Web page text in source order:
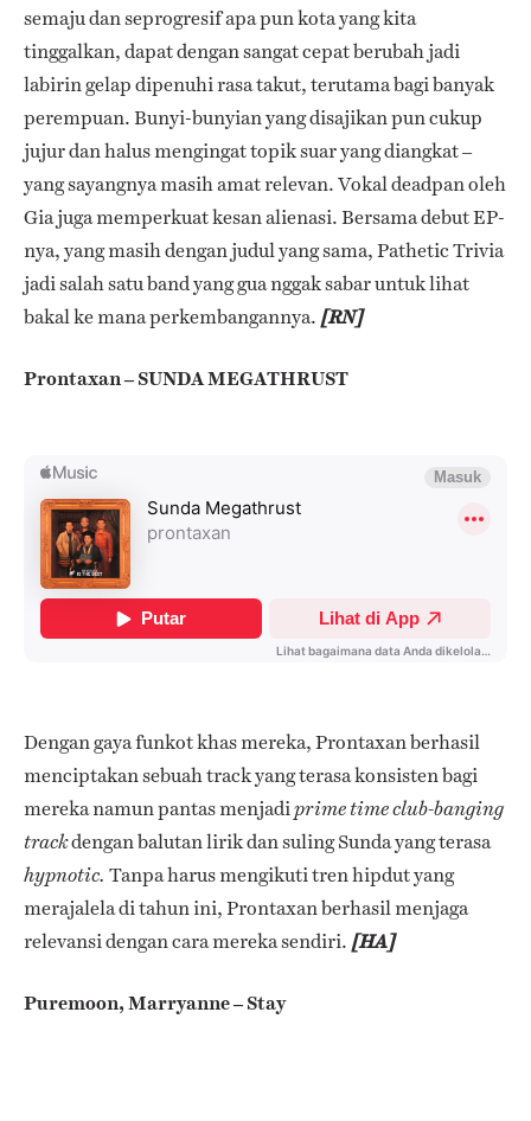
semaju dan seprogresif apa pun kota yang kita
tinggalkan, dapat dengan sangat cepat berubah jadi
labirin gelap dipenuhi rasa takut, terutama bagi banyak
perempuan.Bunyi-bunyian yang disajikan pun cukup
jujur dan halus mengingat topik suar yang diangkat –
yang sayangnya masih amat relevan. Vokal deadpan oleh
Gia juga memperkuat kesan alienasi.Bersama debut EP-
nya, yang masih dengan judul yang sama, Pathetic Trivia
jadi salah satu band yang gua nggak sabar untuk lihat
bakal ke mana perkembangannya. [RN]
Prontaxan – SUNDA MEGATHRUST
Dengan gaya funkot khas mereka, Prontaxan berhasil
menciptakan sebuah track yang terasa konsisten bagi
mereka namun pantas menjadiprime time club-banging
trackdengan balutan lirik dan suling Sunda yang terasa
hypnotic. Tanpa harus mengikuti tren hipdut yang
merajalela di tahun ini, Prontaxan berhasil menjaga
relevansi dengan cara mereka sendiri. [HA]
Puremoon, Marryanne – Stay